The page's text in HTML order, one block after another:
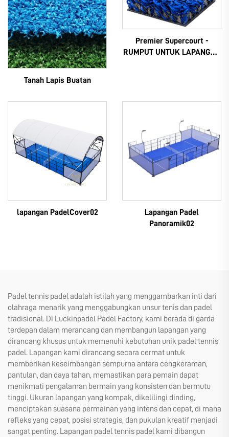
Tanah Lapis Buatan
Premier Supercourt -
RUMPUT UNTUK LAPANGAN
lapangan PadelCover02
Lapangan Padel
Panoramik02
Padel tennis padel adalah istilah yang menggambarkan inti dari
olahraga menarik yang menggabungkan unsur tenis dan padel
tradisional. Di Luckinpadel Padel Factory, kami berada di garda
terdepan dalam merancang dan membangun lapangan yang
dirancang khusus untuk memenuhi kebutuhan unik padel tennis
padel. Lapangan kami dirancang secara cermat untuk
memberikan keseimbangan sempurna antara cengkeraman,
pantulan, dan daya tahan, memastikan para pemain dapat
menikmati pengalaman bermain yang konsisten dan bermutu
tinggi. Ukuran lapangan yang kompak, dikelilingi dinding,
menciptakan suasana permainan yang intens dan cepat, di mana
refleks yang cepat, posisi strategis, dan pukulan kreatif menjadi
sangat penting. Lapangan padel tennis padel kami dibangun